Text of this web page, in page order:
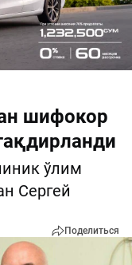
шифокор
ўлим
Сергей
Поделиться